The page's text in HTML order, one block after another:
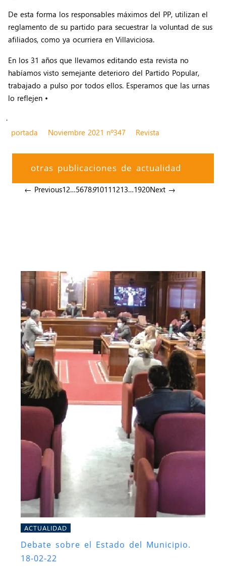
De esta forma los responsables máximos del PP, utilizan el
reglamento de su partido para secuestrar la voluntad de sus
afiliados, como ya ocurriera en Villaviciosa.
En los 31 años que llevamos editando esta revista no
habíamos visto semejante deterioro del Partido Popular,
trabajado a pulso por todos ellos. Esperamos que las urnas
lo reflejen •
.
portada
Noviembre 2021 nº347 Revista
otras publicaciones de actualidad
← Previous12…5678910111213…1920Next →
ACTUALIDAD
Debate sobre el Estado del Municipio.
18-02-22